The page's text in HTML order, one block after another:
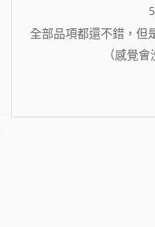
全部品項都還不錯，但
（感覺